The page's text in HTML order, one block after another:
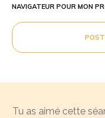
NAVIGATEUR POUR MON
Tu as aimé cette